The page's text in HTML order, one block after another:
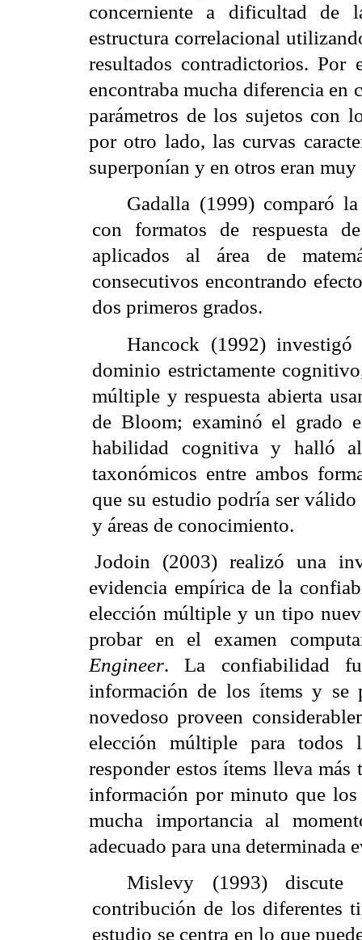
concerniente a dificultad de
estructura correlacional
resultados contradictorios.
encontraba mucha diferencia en
parámetros de los sujetos con
por otro lado, las curvas
superponían y en otros eran
Gadalla (1999) comparó
con formatos de respuesta
aplicados al área de
consecutivos encontrando
dos primeros grados.
Hancock (1992)
dominio estrictamente
múltiple y respuesta abierta
de Bloom; examinó el grado
habilidad cognitiva y halló
taxonómicos entre ambos
que su estudio podría ser
y áreas de conocimiento.
Jodoin (2003) realizó una
evidencia empírica de la
elección múltiple y un tipo
probar en el examen
Engineer. La confiabilidad
información de los ítems y se
novedoso proveen
elección múltiple para todos
responder estos ítems lleva
información por minuto que
mucha importancia al
adecuado para una determinada
Mislevy (1993) discute
contribución de los diferentes
estudio se centra en lo que